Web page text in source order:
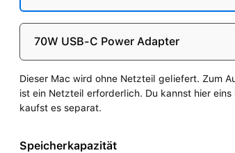
70W USB-C Power Adapter
Dieser Mac wird ohne Netzteil geliefert. Zum
ist ein Netzteil erforderlich. Du kannst hier eins
kaufst es separat.
Speicherkapazität